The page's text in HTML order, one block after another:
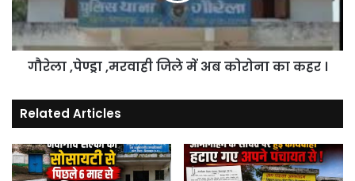
कोरोना
का
कहर
गौरेला ,पेण्ड्रा ,मरवाही जिले में अब कोरोना का कहर ।
Related Articles